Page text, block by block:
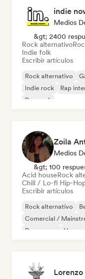
indie
Medios
&gt; 2400
Rock alternativo
Indie folk
Escribir artículos
Rock alternativo
Indie rock
Rap
Pop rock
Zoila
Medios
&gt; 100
Acid houseRock
Chill / Lo-fi Hip-
Escribir artículos
Rock alternativo
Comercial /
Dream pop
House